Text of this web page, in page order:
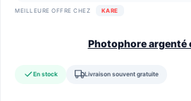
MEILLEURE OFFRE CHEZ KARE
Photophore argenté
En stock Livraison souvent gratuite